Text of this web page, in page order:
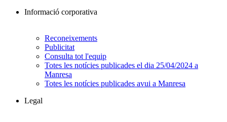
Informació corporativa
Reconeixements
Publicitat
Consulta tot l'equip
Totes les notícies publicades el dia 25/04/2024 a
Manresa
Totes les notícies publicades avui a Manresa
Legal